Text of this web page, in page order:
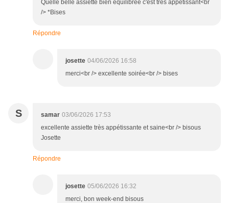
Quelle belle assiette bien équilibrée c'est très appétissant<br
/> *Bises
Répondre
josette 04/06/2026 16:58
merci<br /> excellente soirée<br /> bises
S samar 03/06/2026 17:53
excellente assiette très appétissante et saine<br /> bisous
Josette
Répondre
josette 05/06/2026 16:32
merci, bon week-end bisous